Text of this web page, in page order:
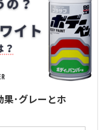
果･グレーとホ